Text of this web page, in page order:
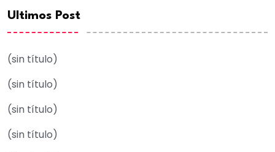
Ultimos Post
(sin título)
(sin título)
(sin título)
(sin título)